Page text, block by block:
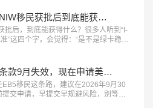
硬核优势，今天就把申请条件、避坑指
性说透！…
美国NIW移民获批后到底能获得什么？
批后，到底能获得什么？很多人听到“I-
”这四个字，会觉得：“是不是绿卡稳
是“身份保障”。…
祖父条款9月失效，现在申请美国EB5移民还来得及吗？
EB5移民​这条路，建议在2026年9月30
提交申请，早提交早规避风险，别等政